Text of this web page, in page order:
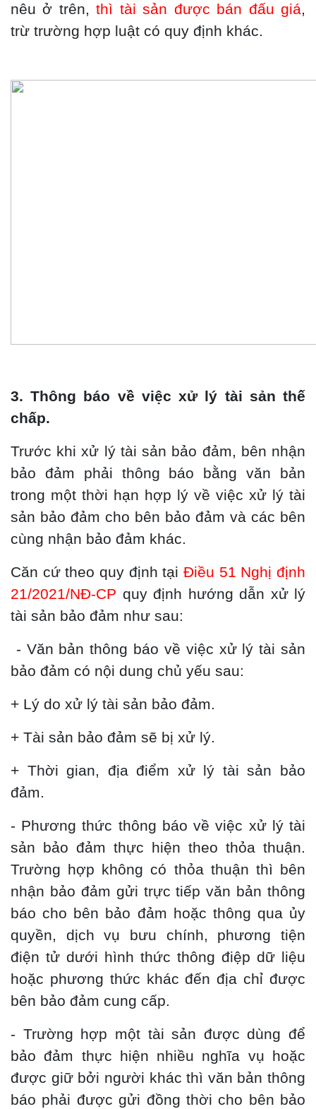
nêu ở trên,thì tài sản được bán đấu giá,
trừ trường hợp luật có quy định khác.
3. Thông báo về việc xử lý tài sản thế
chấp.
Trước khi xử lý tài sản bảo đảm, bên nhận
bảo đảm phải thông báo bằng văn bản
trong một thời hạn hợp lý về việc xử lý tài
sản bảo đảm cho bên bảo đảm và các bên
cùng nhận bảo đảm khác.
Căn cứ theo quy định tại Điều 51 Nghị định
21/2021/NĐ-CP quy định hướng dẫn xử lý
tài sản bảo đảm như sau:
- Văn bản thông báo về việc xử lý tài sản
bảo đảm có nội dung chủ yếu sau:
+ Lý do xử lý tài sản bảo đảm.
+ Tài sản bảo đảm sẽ bị xử lý.
+ Thời gian, địa điểm xử lý tài sản bảo
đảm.
- Phương thức thông báo về việc xử lý tài
sản bảo đảm thực hiện theo thỏa thuận.
Trường hợp không có thỏa thuận thì bên
nhận bảo đảm gửi trực tiếp văn bản thông
báo cho bên bảo đảm hoặc thông qua ủy
quyền, dịch vụ bưu chính, phương tiện
điện tử dưới hình thức thông điệp dữ liệu
hoặc phương thức khác đến địa chỉ được
bên bảo đảm cung cấp.
- Trường hợp một tài sản được dùng để
bảo đảm thực hiện nhiều nghĩa vụ hoặc
được giữ bởi người khác thì văn bản thông
báo phải được gửi đồng thời cho bên bảo